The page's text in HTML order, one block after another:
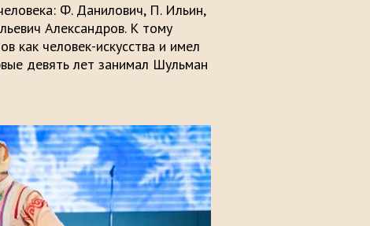
Ф. Данилович, П. Ильин,
Александров. К тому
как человек-искусства и имел
девять лет занимал Шульман